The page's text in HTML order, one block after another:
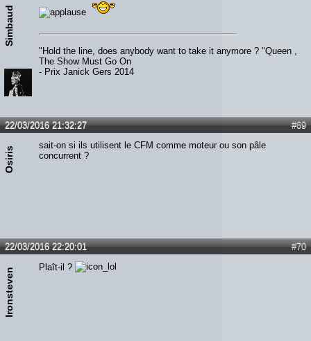
Simbaud
"Hold the line, does anybody want to take it anymore ? "Queen ,
The Show Must Go On
- Prix Janick Gers 2014
#69
22/03/2016 21:32:27
Osiris
sait-on si ils utilisent le CFM comme moteur ou son pâle
concurrent ?
#70
22/03/2016 22:20:01
Ironsteven Plaît-il ?